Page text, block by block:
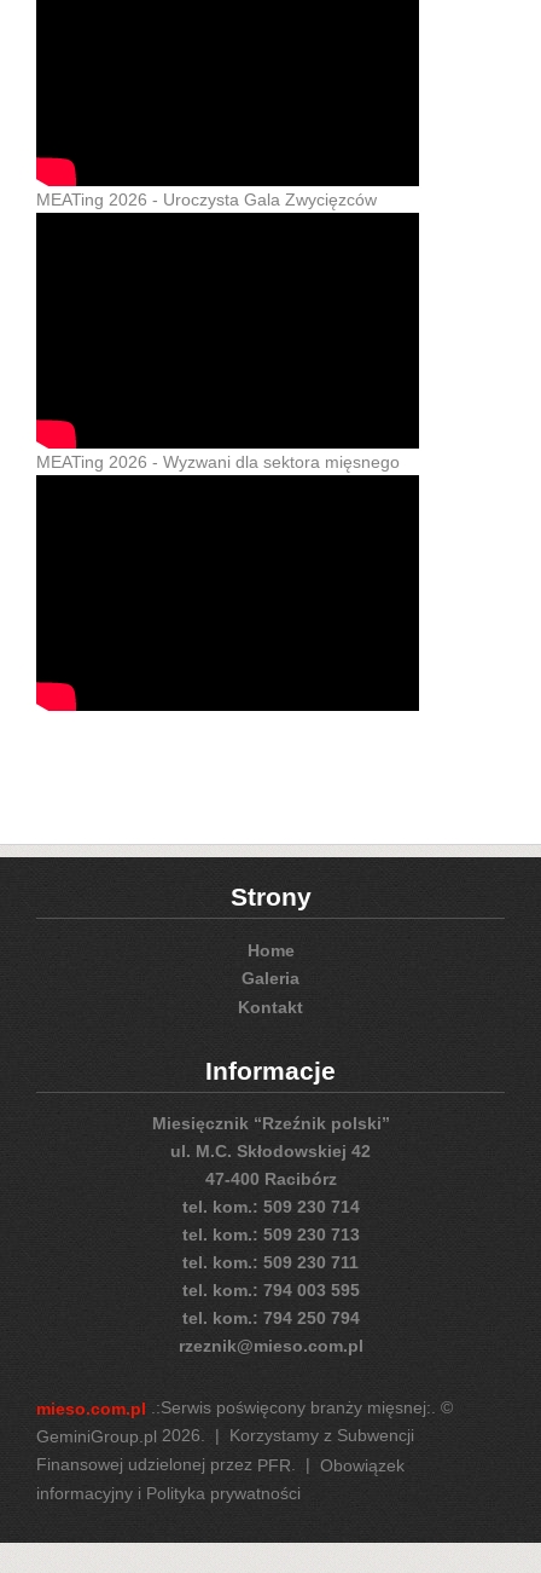
MEATing 2026 - Uroczysta Gala Zwycięzców
MEATing 2026 - Wyzwani dla sektora mięsnego
Strony
Home
Galeria
Kontakt
Informacje
Miesięcznik “Rzeźnik polski”
ul. M.C. Skłodowskiej 42
47-400 Racibórz
tel. kom.: 509 230 714
tel. kom.: 509 230 713
tel. kom.: 509 230 711
tel. kom.: 794 003 595
tel. kom.: 794 250 794
rzeznik@mieso.com.pl
mieso.com.pl .:Serwis poświęcony branży mięsnej:. ©
GeminiGroup.pl 2026. | Korzystamy z Subwencji
Finansowej udzielonej przez PFR . | Obowiązek
informacyjny i Polityka prywatności